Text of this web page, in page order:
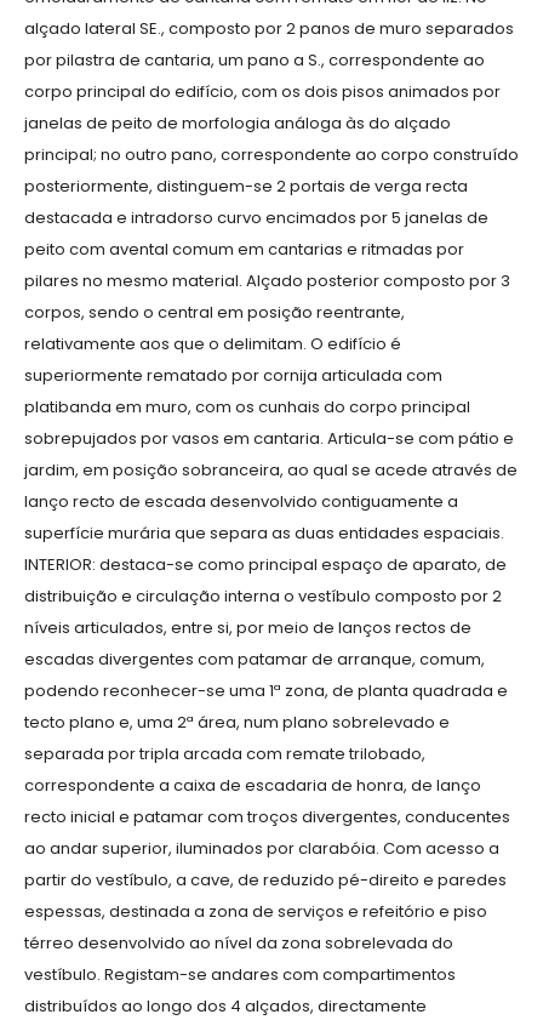
alçado lateral SE., composto por 2 panos de muro separados
por pilastra de cantaria, um pano a S., correspondente ao
corpo principal do edifício, com os dois pisos animados por
janelas de peito de morfologia análoga às do alçado
principal; no outro pano, correspondente ao corpo construído
posteriormente, distinguem-se 2 portais de verga recta
destacada e intradorso curvo encimados por 5 janelas de
peito com avental comum em cantarias e ritmadas por
pilares no mesmo material. Alçado posterior composto por 3
corpos, sendo o central em posição reentrante,
relativamente aos que o delimitam. O edifício é
superiormente rematado por cornija articulada com
platibanda em muro, com os cunhais do corpo principal
sobrepujados por vasos em cantaria. Articula-se com pátio e
jardim, em posição sobranceira, ao qual se acede através de
lanço recto de escada desenvolvido contiguamente a
superfície murária que separa as duas entidades espaciais.
INTERIOR: destaca-se como principal espaço de aparato, de
distribuição e circulação interna o vestíbulo composto por 2
níveis articulados, entre si, por meio de lanços rectos de
escadas divergentes com patamar de arranque, comum,
podendo reconhecer-se uma 1ª zona, de planta quadrada e
tecto plano e, uma 2ª área, num plano sobrelevado e
separada por tripla arcada com remate trilobado,
correspondente a caixa de escadaria de honra, de lanço
recto inicial e patamar com troços divergentes, conducentes
ao andar superior, iluminados por clarabóia. Com acesso a
partir do vestíbulo, a cave, de reduzido pé-direito e paredes
espessas, destinada a zona de serviços e refeitório e piso
térreo desenvolvido ao nível da zona sobrelevada do
vestíbulo. Registam-se andares com compartimentos
distribuídos ao longo dos 4 alçados, directamente